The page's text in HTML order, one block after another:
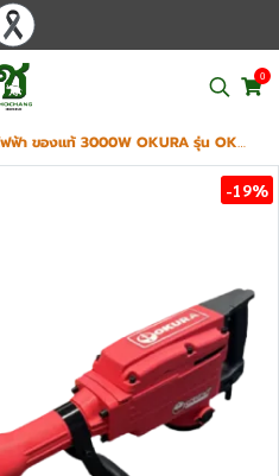
0
ฟ้า ของแท้ 3000W OKURA รุ่น OKE-65
-19%